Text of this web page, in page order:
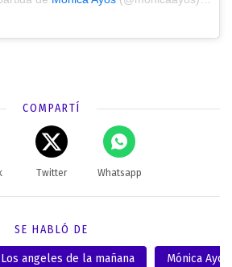
COMPARTÍ
Twitter Whatsapp
SE HABLÓ DE
Los angeles de la mañana Mónica Ayos